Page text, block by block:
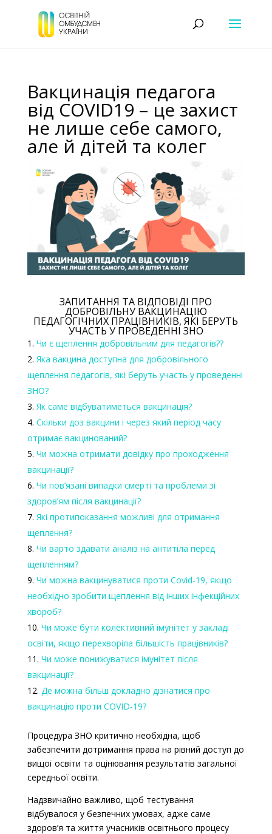
Вакцинація педагога
від COVID19 – це захист
не лише себе самого,
але й дітей та колег
ЗАПИТАННЯ ТА ВІДПОВІДІ ПРО
ДОБРОВІЛЬНУ ВАКЦИНАЦІЮ
ПЕДАГОГІЧНИХ ПРАЦІВНИКІВ, ЯКІ БЕРУТЬ
УЧАСТЬ У ПРОВЕДЕННІ ЗНО
Чи є щеплення добровільним для педагогів??
Яка вакцина доступна для добровільного
щеплення педагогів, які беруть участь у проведенні
ЗНО?
Як саме відбуватиметься вакцинація?
Скільки доз вакцини і через який період часу
отримає вакцинований?
Чи можна отримати довідку про проходження
вакцинації?
Чи пов’язані випадки смерті та проблеми зі
здоров’ям після вакцинації?
Які протипоказання можливі для отримання
щеплення?
Чи варто здавати аналіз на антитіла перед
щепленням?
Чи можна вакцинуватися проти Covid-19, якщо
необхідно зробити щеплення від інших інфекційних
хвороб?
Чи може бути колективний імунітет у закладі
освіти, якщо перехворіла більшість працівників?
Чи може понижуватися імунітет після
вакцинації?
Де можна більш докладно дізнатися про
вакцинацію проти COVID-19?
Процедура ЗНО критично необхідна, щоб
забезпечити дотримання права на рівний доступ до
вищої освіти та оцінювання результатів загальної
середньої освіти.
Надзвичайно важливо, щоб тестування
відбувалося у безпечних умовах, адже саме
здоров’я та життя учасників освітнього процесу